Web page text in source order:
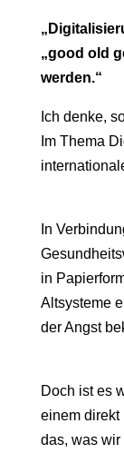
„good old
werden.“
Ich denke,
Im Thema
In
in
Altsysteme
der Angst
Doch ist es
einem direkt
das, was